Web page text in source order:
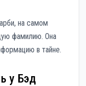
на самом
фамилию. Она
в тайне.
у Бэд